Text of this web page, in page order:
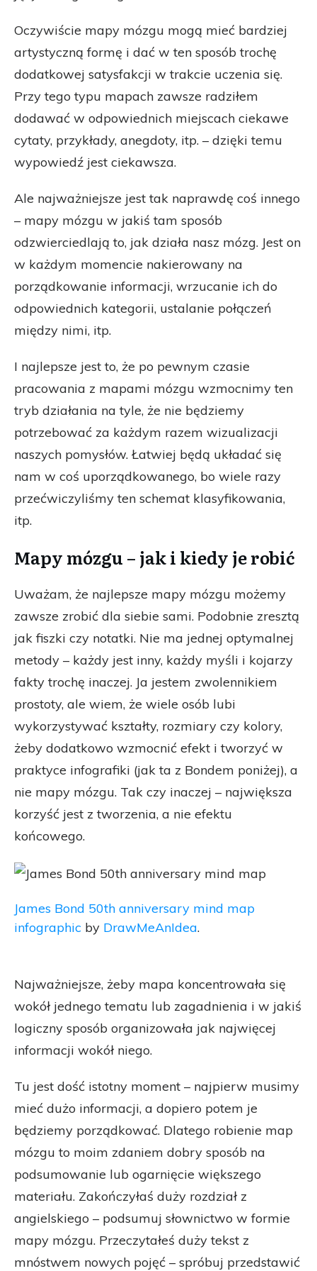
Oczywiście mapy mózgu mogą mieć bardziej
artystyczną formę i dać w ten sposób trochę
dodatkowej satysfakcji w trakcie uczenia się.
Przy tego typu mapach zawsze radziłem
dodawać w odpowiednich miejscach ciekawe
cytaty, przykłady, anegdoty, itp. – dzięki temu
wypowiedź jest ciekawsza.
Ale najważniejsze jest tak naprawdę coś innego
– mapy mózgu w jakiś tam sposób
odzwierciedlają to, jak działa nasz mózg. Jest on
w każdym momencie nakierowany na
porządkowanie informacji, wrzucanie ich do
odpowiednich kategorii, ustalanie połączeń
między nimi, itp.
I najlepsze jest to, że po pewnym czasie
pracowania z mapami mózgu wzmocnimy ten
tryb działania na tyle, że nie będziemy
potrzebować za każdym razem wizualizacji
naszych pomysłów. Łatwiej będą układać się
nam w coś uporządkowanego, bo wiele razy
przećwiczyliśmy ten schemat klasyfikowania,
itp.
Mapy mózgu – jak i kiedy je robić
Uważam, że najlepsze mapy mózgu możemy
zawsze zrobić dla siebie sami. Podobnie zresztą
jak fiszki czy notatki. Nie ma jednej optymalnej
metody – każdy jest inny, każdy myśli i kojarzy
fakty trochę inaczej. Ja jestem zwolennikiem
prostoty, ale wiem, że wiele osób lubi
wykorzystywać kształty, rozmiary czy kolory,
żeby dodatkowo wzmocnić efekt i tworzyć w
praktyce infografiki (jak ta z Bondem poniżej), a
nie mapy mózgu. Tak czy inaczej – największa
korzyść jest z tworzenia, a nie efektu
końcowego.
James Bond 50th anniversary mind map
infographic by DrawMeAnIdea.
Najważniejsze, żeby mapa koncentrowała się
wokół jednego tematu lub zagadnienia i w jakiś
logiczny sposób organizowała jak najwięcej
informacji wokół niego.
Tu jest dość istotny moment – najpierw musimy
mieć dużo informacji, a dopiero potem je
będziemy porządkować. Dlatego robienie map
mózgu to moim zdaniem dobry sposób na
podsumowanie lub ogarnięcie większego
materiału. Zakończyłaś duży rozdział z
angielskiego – podsumuj słownictwo w formie
mapy mózgu. Przeczytałeś duży tekst z
mnóstwem nowych pojęć – spróbuj przedstawić